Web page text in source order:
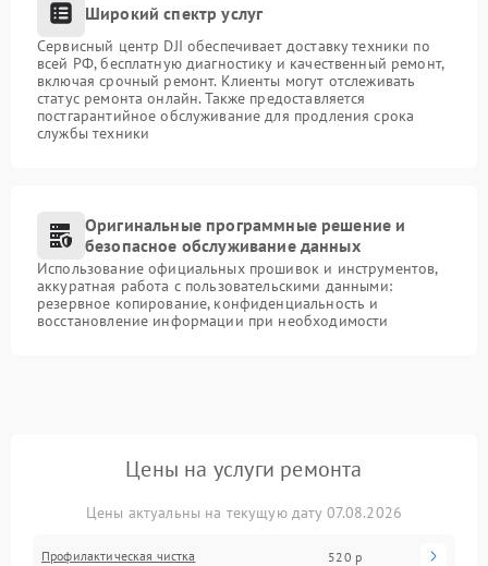
Широкий спектр услуг
Сервисный центр DJI обеспечивает доставку техники по
всей РФ, бесплатную диагностику и качественный ремонт,
включая срочный ремонт. Клиенты могут отслеживать
статус ремонта онлайн. Также предоставляется
постгарантийное обслуживание для продления срока
службы техники
Оригинальные программные решение и
безопасное обслуживание данных
Использование официальных прошивок и инструментов,
аккуратная работа с пользовательскими данными:
резервное копирование, конфиденциальность и
восстановление информации при необходимости
Цены на услуги ремонта
Цены актуальны на текущую дату 07.08.2026
Профилактическая чистка 520 р